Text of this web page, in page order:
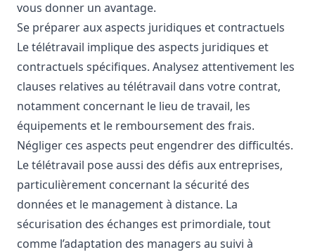
vous donner un avantage.
Se préparer aux aspects juridiques et contractuels
Le télétravail implique des aspects juridiques et
contractuels spécifiques. Analysez attentivement les
clauses relatives au télétravail dans votre contrat,
notamment concernant le lieu de travail, les
équipements et le remboursement des frais.
Négliger ces aspects peut engendrer des difficultés.
Le télétravail pose aussi des défis aux entreprises,
particulièrement concernant la sécurité des
données et le management à distance. La
sécurisation des échanges est primordiale, tout
comme l’adaptation des managers au suivi à